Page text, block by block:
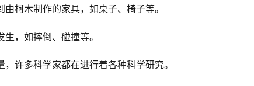
柯木制作的家具，如桌子、椅子等。
，如摔倒、碰撞等。
许多科学家都在进行着各种科学研究。